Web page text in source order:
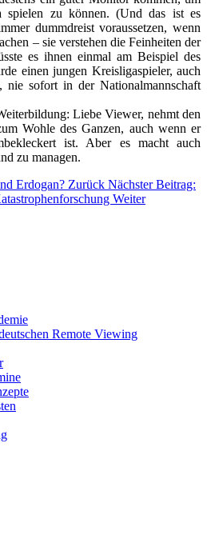
zu können. (Und das ist es
dummdreist voraussetzen, wenn
– sie verstehen die Feinheiten der
es ihnen einmal am Beispiel des
einen jungen Kreisligaspieler, auch
sofort in der Nationalmannschaft
Liebe Viewer, nehmt den
Wohle des Ganzen, auch wenn er
ist. Aber es macht auch
zu managen.
Erdogan? Zurück Nächster Beitrag:
Weiter
Remote Viewing